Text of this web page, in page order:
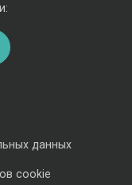
данных
cookie